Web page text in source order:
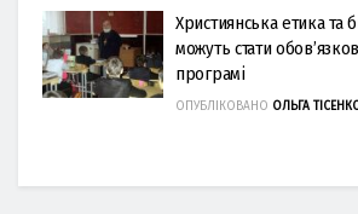
Християнська етика та
можуть стати
програмі
ОПУБЛІКОВАНО ОЛЬГА